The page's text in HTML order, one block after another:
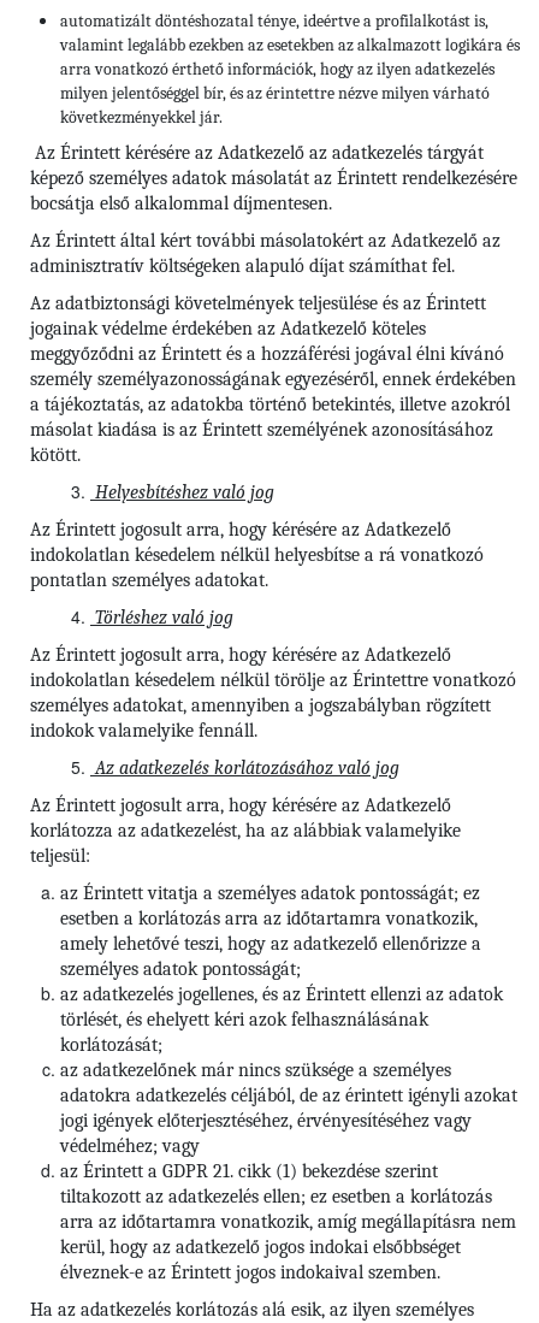
automatizált döntéshozatal ténye, ideértve a profilalkotást is,
valamint legalább ezekben az esetekben az alkalmazott logikára és
arra vonatkozó érthető információk, hogy az ilyen adatkezelés
milyen jelentőséggel bír, és az érintettre nézve milyen várható
következményekkel jár.
Az Érintett kérésére az Adatkezelő az adatkezelés tárgyát
képező személyes adatok másolatát az Érintett rendelkezésére
bocsátja első alkalommal díjmentesen.
Az Érintett által kért további másolatokért az Adatkezelő az
adminisztratív költségeken alapuló díjat számíthat fel.
Az adatbiztonsági követelmények teljesülése és az Érintett
jogainak védelme érdekében az Adatkezelő köteles
meggyőződni az Érintett és a hozzáférési jogával élni kívánó
személy személyazonosságának egyezéséről, ennek érdekében
a tájékoztatás, az adatokba történő betekintés, illetve azokról
másolat kiadása is az Érintett személyének azonosításához
kötött.
Helyesbítéshez való jog
Az Érintett jogosult arra, hogy kérésére az Adatkezelő
indokolatlan késedelem nélkül helyesbítse a rá vonatkozó
pontatlan személyes adatokat.
Törléshez való jog
Az Érintett jogosult arra, hogy kérésére az Adatkezelő
indokolatlan késedelem nélkül törölje az Érintettre vonatkozó
személyes adatokat, amennyiben a jogszabályban rögzített
indokok valamelyike fennáll.
Az adatkezelés korlátozásához való jog
Az Érintett jogosult arra, hogy kérésére az Adatkezelő
korlátozza az adatkezelést, ha az alábbiak valamelyike
teljesül:
az Érintett vitatja a személyes adatok pontosságát; ez
esetben a korlátozás arra az időtartamra vonatkozik,
amely lehetővé teszi, hogy az adatkezelő ellenőrizze a
személyes adatok pontosságát;
az adatkezelés jogellenes, és az Érintett ellenzi az adatok
törlését, és ehelyett kéri azok felhasználásának
korlátozását;
az adatkezelőnek már nincs szüksége a személyes
adatokra adatkezelés céljából, de az érintett igényli azokat
jogi igények előterjesztéséhez, érvényesítéséhez vagy
védelméhez; vagy
az Érintett a GDPR 21. cikk (1) bekezdése szerint
tiltakozott az adatkezelés ellen; ez esetben a korlátozás
arra az időtartamra vonatkozik, amíg megállapításra nem
kerül, hogy az adatkezelő jogos indokai elsőbbséget
élveznek-e az Érintett jogos indokaival szemben.
Ha az adatkezelés korlátozás alá esik, az ilyen személyes